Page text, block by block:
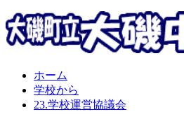
ホーム
学校から
23.学校運営協議会